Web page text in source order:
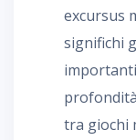
excursus
significhi
tra giochi